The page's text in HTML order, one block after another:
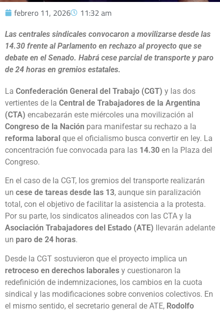
febrero 11, 2026 11:32 am
Las centrales sindicales convocaron a movilizarse desde las
14.30 frente al Parlamento en rechazo al proyecto que se
debate en el Senado. Habrá cese parcial de transporte y paro
de 24 horas en gremios estatales.
La Confederación General del Trabajo (CGT) y las dos
vertientes de la Central de Trabajadores de la Argentina
(CTA) encabezarán este miércoles una movilización al
Congreso de la Nación para manifestar su rechazo a la
reforma laboral que el oficialismo busca convertir en ley. La
concentración fue convocada para las 14.30 en la Plaza del
Congreso.
En el caso de la CGT, los gremios del transporte realizarán
un cese de tareas desde las 13, aunque sin paralización
total, con el objetivo de facilitar la asistencia a la protesta.
Por su parte, los sindicatos alineados con las CTA y la
Asociación Trabajadores del Estado (ATE) llevarán adelante
un paro de 24 horas.
Desde la CGT sostuvieron que el proyecto implica un
retroceso en derechos laborales y cuestionaron la
redefinición de indemnizaciones, los cambios en la cuota
sindical y las modificaciones sobre convenios colectivos. En
el mismo sentido, el secretario general de ATE, Rodolfo